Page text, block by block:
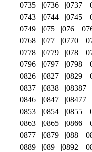
0735
0736 0737
0743
0744 0745
0749
075 076
0768
077 0770
0778
0779 078
0796
0797 0798
0826
0827 0829
0837
0838 08387
0846
0847 08477
0853
0854 0855
0863
0865 0866
0877
0879 088
0889
089 0892